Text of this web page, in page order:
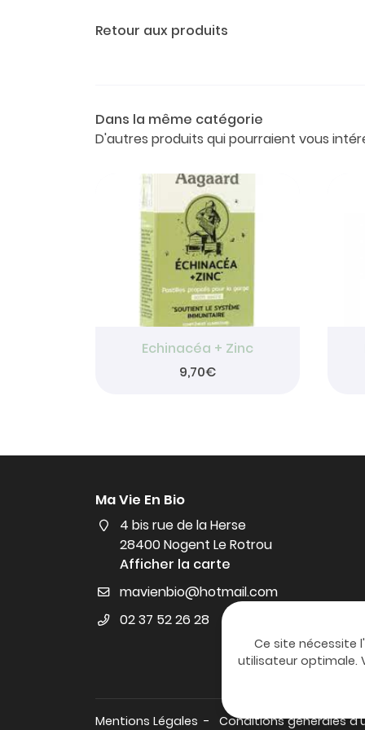
Retour aux produits
Dans la même catégorie
D'autres produits qui pourraient vous
Echinacéa + Zinc
9,70€
Ma Vie En Bio
4 bis rue de la Herse
28400 Nogent Le Rotrou
Afficher la carte
02 37 52 26 28
Mentions Légales Conditions générales
Ce site nécessite
utilisateur optimale.